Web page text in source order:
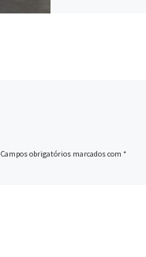
Campos obrigatórios marcados com*